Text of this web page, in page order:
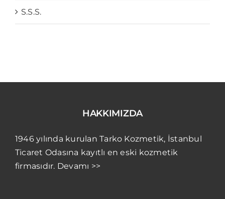
S.S.S.
HAKKIMIZDA
1946 yılında kurulan Tarko Kozmetik, İstanbul
Ticaret Odasına kayıtlı en eski kozmetik
firmasıdır. Devamı >>